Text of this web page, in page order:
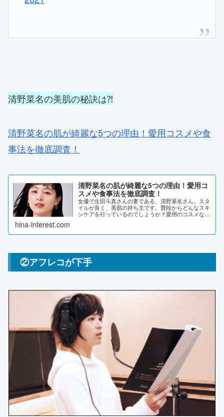
清野菜名の美肌の秘訣は⁈
清野菜名の肌が綺麗な5つの理由！愛用コスメや食
事法を徹底調査！
清野菜名の肌が綺麗な5つの理由！愛用コ
スメや食事法を徹底調査！
女優で生田斗真さんの妻である、清野菜名さん。スタ
イルが良く、美肌の持ち主です。普段からどんなスキ
ンケアを行っているのでしょうか？愛用のコスメなど
も、詳しく調査しました。清野菜名の肌が綺麗な5つ
す...
hina-interest.com
②アフレコが下手